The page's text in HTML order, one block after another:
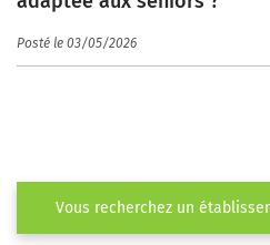
Posté le 03/05/2026
Vous recherchez un